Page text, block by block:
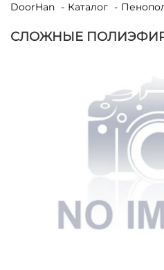
DoorHan Каталог
СЛОЖНЫЕ